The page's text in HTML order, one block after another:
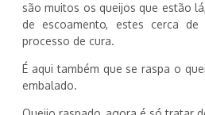
são muitos os queijos que estão
de escoamento, estes cerca
processo de cura.
É aqui também que se raspa o
embalado.